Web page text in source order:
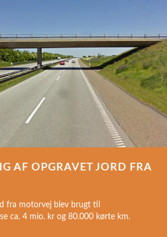
AF OPGRAVET JORD FRA
fra motorvej blev brugt til
ca. 4 mio. kr og 80.000 kørte km.